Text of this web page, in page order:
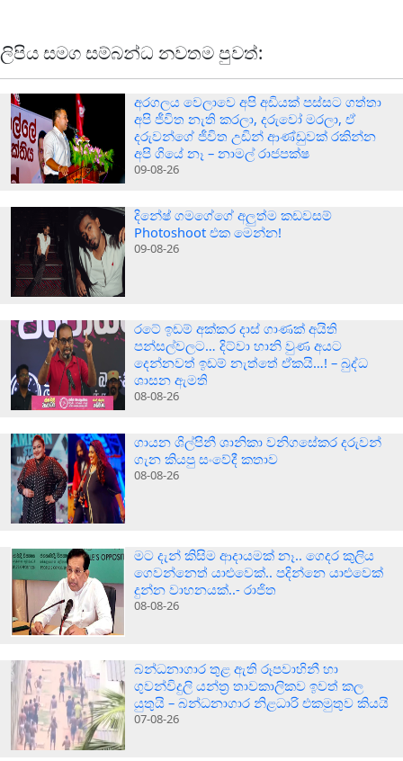
ලිපිය සමග සම්බන්ධ නවතම පුවත්:
අරගලය වෙලාවෙ අපි අඩියක් පස්සට ගත්තා
අපි ජීවිත නැති කරලා, දරුවෝ මරලා, ඒ
දරුවන්ගේ ජීවිත උඩින් ආණ්ඩුවක් රකින්න
අපි ගියේ නෑ – නාමල් රාජපක්ෂ
09-08-26
දිනේෂ් ගමගේගේ අලුත්ම කඩවසම්
Photoshoot එක මෙන්න!
09-08-26
රටේ ඉඩම් අක්කර දාස් ගාණක් අයිති
පන්සල්වලට… දිට්වා හානි වුණ අයට
දෙන්නවත් ඉඩම් නැත්තේ ඒකයි…! – බුද්ධ
ශාසන ඇමති
08-08-26
ගායන ශිල්පිනී ශානිකා වනිගසේකර දරුවන්
ගැන කියපු සංවේදී කතාව
08-08-26
මට දැන් කිසිම ආදායමක් නෑ.. ගෙදර කුලිය
ගෙවන්නෙත් යාළුවෙක්.. පදින්නෙ යාළුවෙක්
දුන්න වාහනයක්..- රාජිත
08-08-26
බන්ධනාගාර තුළ ඇති රූපවාහිනී හා
ගුවන්විදුලි යන්ත්‍ර තාවකාලිකව ඉවත් කල
යුතුයි – බන්ධනාගාර නිළධාරි එකමුතුව කියයි
07-08-26